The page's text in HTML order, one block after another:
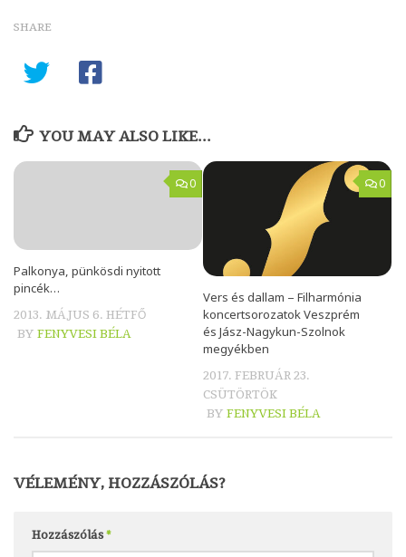
SHARE
YOU MAY ALSO LIKE...
0
Palkonya, pünkösdi nyitott
pincék…
2013. MÁJUS 6. HÉTFŐ
BY FENYVESI BÉLA
0
Vers és dallam – Filharmónia
koncertsorozatok Veszprém
és Jász-Nagykun-Szolnok
megyékben
2017. FEBRUÁR 23.
CSÜTÖRTÖK
BY FENYVESI BÉLA
VÉLEMÉNY, HOZZÁSZÓLÁS?
Hozzászólás*